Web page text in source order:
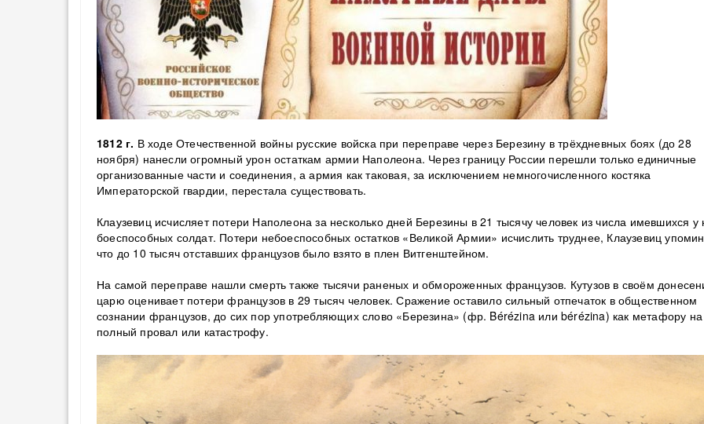
1812 г. В ходе Отечественной войны русские войска при переправе через Березину в трёхдневных боях (до 28
ноября) нанесли огромный урон остаткам армии Наполеона. Через границу России перешли только единичные
организованные части и соединения, а армия как таковая, за исключением немногочисленного костяка
Императорской гвардии, перестала существовать.
Клаузевиц исчисляет потери Наполеона за несколько дней Березины в 21 тысячу человек из числа имевшихся у
боеспособных солдат. Потери небоеспособных остатков «Великой Армии» исчислить труднее, Клаузевиц
что до 10 тысяч отставших французов было взято в плен Витгенштейном.
На самой переправе нашли смерть также тысячи раненых и обмороженных французов. Кутузов в своём
царю оценивает потери французов в 29 тысяч человек. Сражение оставило сильный отпечаток в общественном
сознании французов, до сих пор употребляющих слово «Березина» (фр. Bérézina или bérézina) как метафору на
полный провал или катастрофу.